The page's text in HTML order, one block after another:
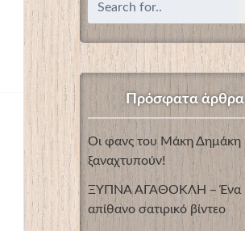
Πρόσφατα άρθρα
Οι φανς του Μάκη Δημάκη
ξαναχτυπούν!
ΞΥΠΝΑ ΑΓΑΘΟΚΛΗ – Ένα
απίθανο σατιρικό βίντεο